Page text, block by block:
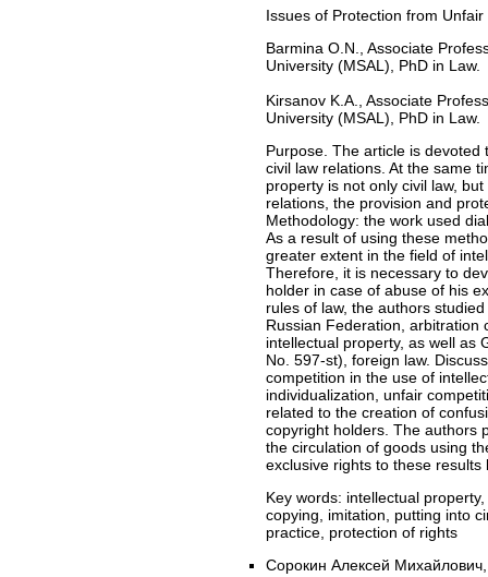
Issues of Protection from
Barmina O.N., Associate
University (MSAL), PhD in Law.
Kirsanov K.A., Associate
University (MSAL), PhD in Law.
Purpose. The article is
civil law relations. At the same
property is not only civil law,
relations, the provision and
Methodology: the work used
As a result of using these
greater extent in the field of
Therefore, it is necessary to
holder in case of abuse of his
rules of law, the authors
Russian Federation, arbitration
intellectual property, as well as
No. 597-st), foreign law.
competition in the use of
individualization, unfair
related to the creation of
copyright holders. The authors
the circulation of goods using
exclusive rights to these
Key words: intellectual
copying, imitation, putting into
practice, protection of rights
Сорокин Алексей Михайлович,